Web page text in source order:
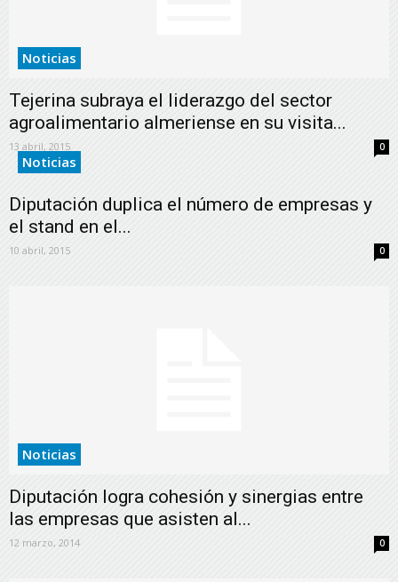
Noticias
Tejerina subraya el liderazgo del sector
agroalimentario almeriense en su visita...
13 abril, 2015 0
Noticias
Diputación duplica el número de empresas y
el stand en el...
10 abril, 2015 0
Noticias
Diputación logra cohesión y sinergias entre
las empresas que asisten al...
12 marzo, 2014 0